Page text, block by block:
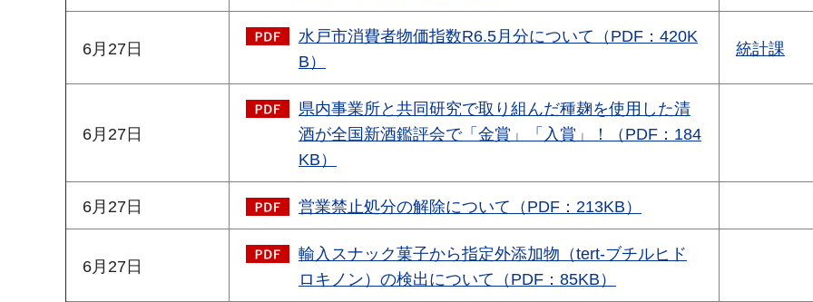
6月27日
水戸市消費者物価指数R6.5月分について（PDF：420K
B）
統計課
6月27日
県内事業所と共同研究で取り組んだ種麹を使用した清
酒が全国新酒鑑評会で「金賞」「入賞」！（PDF：184
KB）
6月27日 営業禁止処分の解除について（PDF：213KB）
6月27日
輸入スナック菓子から指定外添加物（tert-ブチルヒド
ロキノン）の検出について（PDF：85KB）